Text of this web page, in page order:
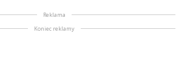
Reklama
Koniec reklamy